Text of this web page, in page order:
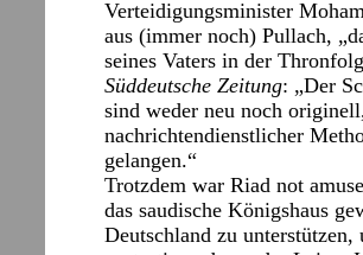
Verteidigungsminister
aus (immer noch) Pullach,
seines Vaters in der
Süddeutsche Zeitung: „Der
sind weder neu noch
nachrichtendienstlicher
gelangen.“
Trotzdem war Riad not
das saudische Königshaus
Deutschland zu